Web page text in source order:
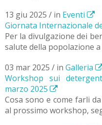
13 giu 2025 / in Eventi
Giornata Internazionale
Per la divulgazione dei
salute della popolazione
03 mar 2025 / in Galleria
Workshop sui
marzo 2025
Cosa sono e come farli
al prossimo workshop,